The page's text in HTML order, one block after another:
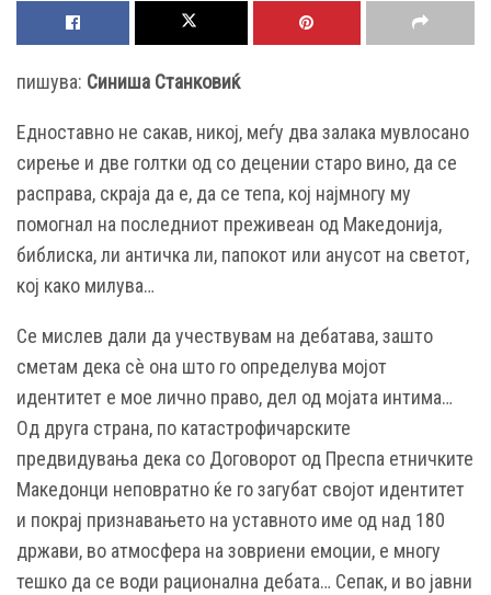
пишува: Синиша Станковиќ
Едноставно не сакав, никој, меѓу два залака мувлосано
сирење и две голтки од со децении старо вино, да се
расправа, скраја да е, да се тепа, кој најмногу му
помогнал на последниот преживеан од Македонија,
библиска, ли античка ли, папокот или анусот на светот,
кој како милува…
Се мислев дали да учествувам на дебатава, зашто
сметам дека сѐ она што го определува мојот
идентитет е мое лично право, дел од мојата интима…
Од друга страна, по катастрофичарските
предвидувања дека со Договорот од Преспа етничките
Македонци неповратно ќе го загубат својот идентитет
и покрај признавањето на уставното име од над 180
држави, во атмосфера на зовриени емоции, е многу
тешко да се води рационална дебата… Сепак, и во јавни